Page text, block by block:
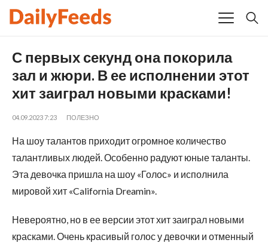
С первых секунд она покорила
зал и жюри. В ее исполнении этот
хит заиграл новыми красками!
04.09.2023 7:23 ПОЛЕЗНО
На шоу талантов приходит огромное количество
талантливых людей. Особенно радуют юные таланты.
Эта девочка пришла на шоу «Голос» и исполнила
мировой хит «California Dreamin».
Невероятно, но в ее версии этот хит заиграл новыми
красками. Очень красивый голос у девочки и отменный